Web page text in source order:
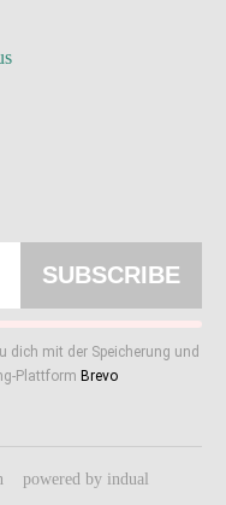
SUBSCRIBE
dich mit der Speicherung und
Plattform Brevo
powered by indual